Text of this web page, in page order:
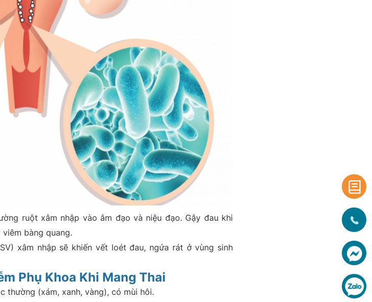
ruột xâm nhập vào âm đạo và niệu đạo. Gậy đau khi
bàng quang.
xâm nhập sẽ khiến vết loét đau, ngứa rát ở vùng sinh
Phụ Khoa Khi Mang Thai
thường (xám, xanh, vàng), có mùi hôi.